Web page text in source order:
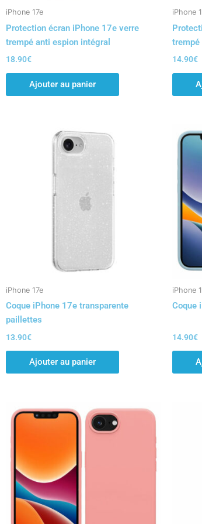
iPhone 17e
Protection écran iPhone 17e verre
trempé anti espion intégral
18.90€
Ajouter au panier
iPhone
trempé
14.90€
iPhone 17e
Coque iPhone 17e transparente
paillettes
13.90€
Ajouter au panier
iPhone
Coque
14.90€